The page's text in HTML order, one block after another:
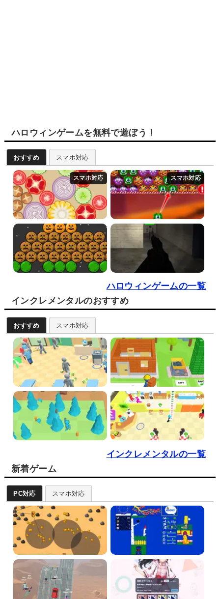
ハロウィンゲームを無料で遊ぼう！
おすすめ スマホ対応
ハロウィンゲームの一覧
インクレメンタルのおすすめ
おすすめ スマホ対応
インクレメンタルの一覧
新着ゲーム
PC対応 スマホ対応